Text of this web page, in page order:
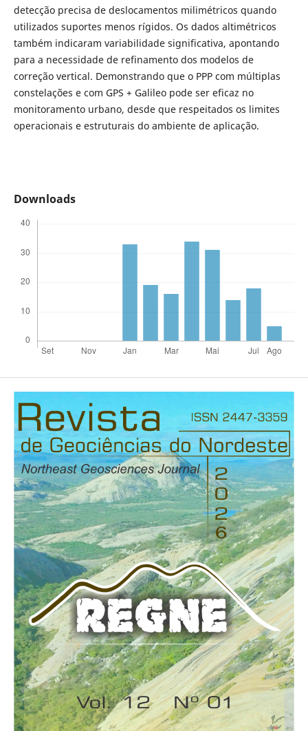
detecção precisa de deslocamentos milimétricos quando
utilizados suportes menos rígidos. Os dados altimétricos
também indicaram variabilidade significativa, apontando
para a necessidade de refinamento dos modelos de
correção vertical. Demonstrando que o PPP com múltiplas
constelações e com GPS + Galileo pode ser eficaz no
monitoramento urbano, desde que respeitados os limites
operacionais e estruturais do ambiente de aplicação.
Downloads